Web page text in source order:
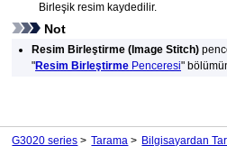
Birleşik resim kaydedilir.
Not
Resim Birleştirme (Image Stitch)
"Resim Birleştirme Penceresi"
G3020 series Tarama Bilgisayardan